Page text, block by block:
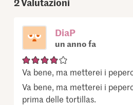
DiaP
un anno fa
Va bene, ma metterei i
Va bene, ma metterei i
prima delle tortillas.